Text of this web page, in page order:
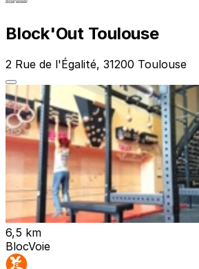
Block'Out Toulouse
2 Rue de l'Égalité, 31200 Toulouse
6,5 km
BlocVoie